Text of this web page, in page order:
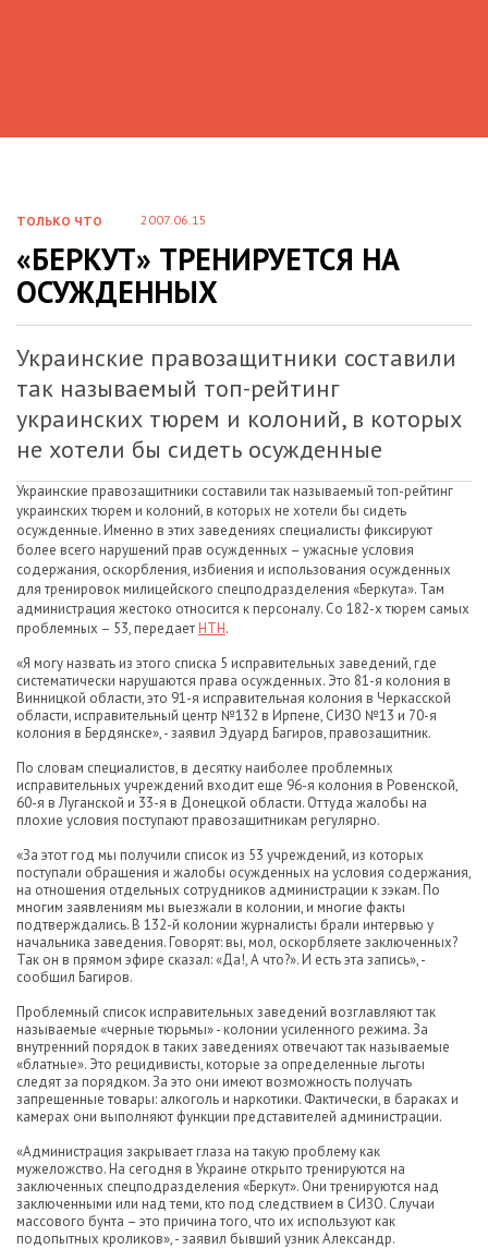
ТОЛЬКО ЧТО 2007.06.15
«БЕРКУТ» ТРЕНИРУЕТСЯ НА
ОСУЖДЕННЫХ
Украинские правозащитники составили
так называемый топ-рейтинг
украинских тюрем и колоний, в которых
не хотели бы сидеть осужденные
Украинские правозащитники составили так называемый топ-рейтинг
украинских тюрем и колоний, в которых не хотели бы сидеть
осужденные. Именно в этих заведениях специалисты фиксируют
более всего нарушений прав осужденных – ужасные условия
содержания, оскорбления, избиения и использования осужденных
для тренировок милицейского спецподразделения «Беркута». Там
администрация жестоко относится к персоналу. Со 182-х тюрем самых
проблемных – 53, передаетНТН.
«Я могу назвать из этого списка 5 исправительных заведений, где
систематически нарушаются права осужденных. Это 81-я колония в
Винницкой области, это 91-я исправительная колония в Черкасской
области, исправительный центр №132 в Ирпене, СИЗО №13 и 70-я
колония в Бердянске», - заявил Эдуард Багиров, правозащитник.
По словам специалистов, в десятку наиболее проблемных
исправительных учреждений входит еще 96-я колония в Ровенской,
60-я в Луганской и 33-я в Донецкой области. Оттуда жалобы на
плохие условия поступают правозащитникам регулярно.
«За этот год мы получили список из 53 учреждений, из которых
поступали обращения и жалобы осужденных на условия содержания,
на отношения отдельных сотрудников администрации к зэкам. По
многим заявлениям мы выезжали в колонии, и многие факты
подтверждались. В 132-й колонии журналисты брали интервью у
начальника заведения. Говорят: вы, мол, оскорбляете заключенных?
Так он в прямом эфире сказал: «Да!, А что?». И есть эта запись», -
сообщил Багиров.
Проблемный список исправительных заведений возглавляют так
называемые «черные тюрьмы» - колонии усиленного режима. За
внутренний порядок в таких заведениях отвечают так называемые
«блатные». Это рецидивисты, которые за определенные льготы
следят за порядком. За это они имеют возможность получать
запрещенные товары: алкоголь и наркотики. Фактически, в бараках и
камерах они выполняют функции представителей администрации.
«Администрация закрывает глаза на такую проблему как
мужеложство. На сегодня в Украине открыто тренируются на
заключенных спецподразделения «Беркут». Они тренируются над
заключенными или над теми, кто под следствием в СИЗО. Случаи
массового бунта – это причина того, что их используют как
подопытных кроликов», - заявил бывший узник Александр.